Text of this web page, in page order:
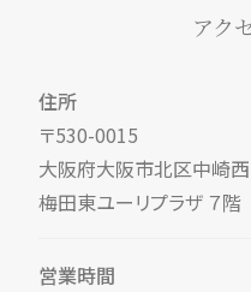
アク
住所
〒530-0015
大阪府大阪市北区中崎西
梅田東ユーリプラザ ７階
営業時間